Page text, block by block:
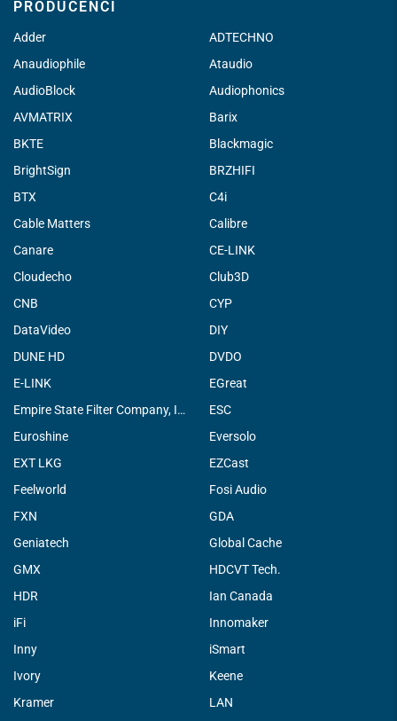
PRODUCENCI
Adder
ADTECHNO
Anaudiophile
Ataudio
AudioBlock
Audiophonics
AVMATRIX
Barix
BKTE
Blackmagic
BrightSign
BRZHIFI
BTX
C4i
Cable Matters
Calibre
Canare
CE-LINK
Cloudecho
Club3D
CNB
CYP
DataVideo
DIY
DUNE HD
DVDO
E-LINK
EGreat
Empire State Filter Company, INC.
ESC
Euroshine
Eversolo
EXT LKG
EZCast
Feelworld
Fosi Audio
FXN
GDA
Geniatech
Global Cache
GMX
HDCVT Tech.
HDR
Ian Canada
iFi
Innomaker
Inny
iSmart
Ivory
Keene
Kramer
LAN